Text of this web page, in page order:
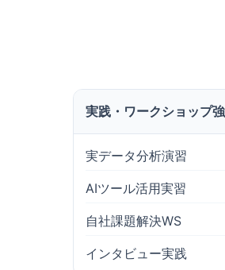
実践・ワークショップ
実データ分析演習
AIツール活用実習
自社課題解決WS
インタビュー実践